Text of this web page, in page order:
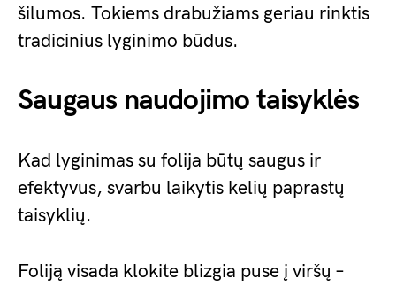
šilumos. Tokiems drabužiams geriau rinktis
tradicinius lyginimo būdus.
Saugaus naudojimo taisyklės
Kad lyginimas su folija būtų saugus ir
efektyvus, svarbu laikytis kelių paprastų
taisyklių.
Foliją visada klokite blizgia puse į viršų –